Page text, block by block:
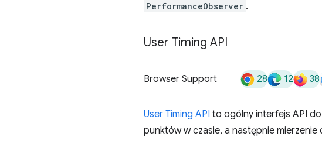
PerformanceObserver .
User Timing API
Browser Support 28 12 38
User Timing API to ogólny interfejs API
punktów w czasie, a następnie mierzenie